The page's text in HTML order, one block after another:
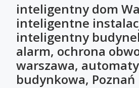
inteligentny dom
inteligentne
inteligentny
alarm, ochrona
warszawa,
budynkowa, Poznań